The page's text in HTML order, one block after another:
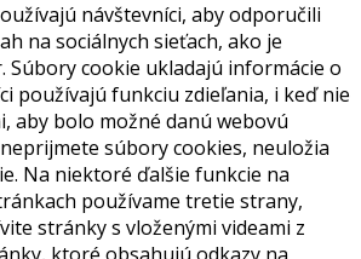
návštevníci, aby odporučili
na sociálnych sieťach, ako je
Súbory cookie ukladajú informácie o
používajú funkciu zdieľania, i keď nie
aby bolo možné danú webovú
súbory cookies, neuložia
Na niektoré ďalšie funkcie na
používame tretie strany,
stránky s vloženými videami z